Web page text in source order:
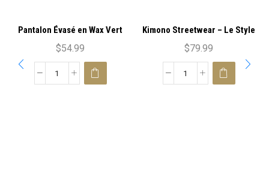
Pantalon Évasé en Wax Vert
$54.99
Kimono Streetwear – Le Style
Urbain Réinventé
$79.99